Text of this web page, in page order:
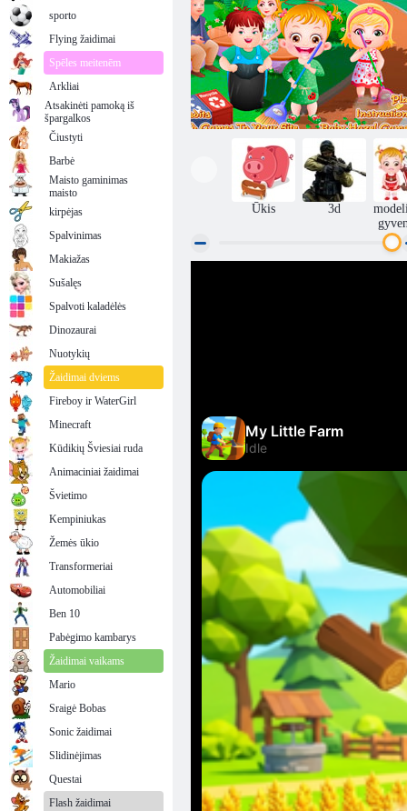
Ūkis 3d
sporto
Flying žaidimai
Spēles meitenēm
Arkliai
Atsakinėti pamoką iš
špargalkos
Čiustyti
Barbė
Maisto gaminimas
maisto
kirpėjas
Spalvinimas
Makiažas
Sušalęs
Spalvoti kaladėlės
Dinozaurai
Nuotykių
Žaidimai dviems
Fireboy ir WaterGirl
Minecraft
Kūdikių Šviesiai ruda
Animaciniai žaidimai
Švietimo
Kempiniukas
Žemės ūkio
Transformeriai
Automobiliai
Ben 10
Pabėgimo kambarys
Žaidimai vaikams
Mario
Sraigė Bobas
Sonic žaidimai
Slidinėjimas
Questai
Flash žaidimai